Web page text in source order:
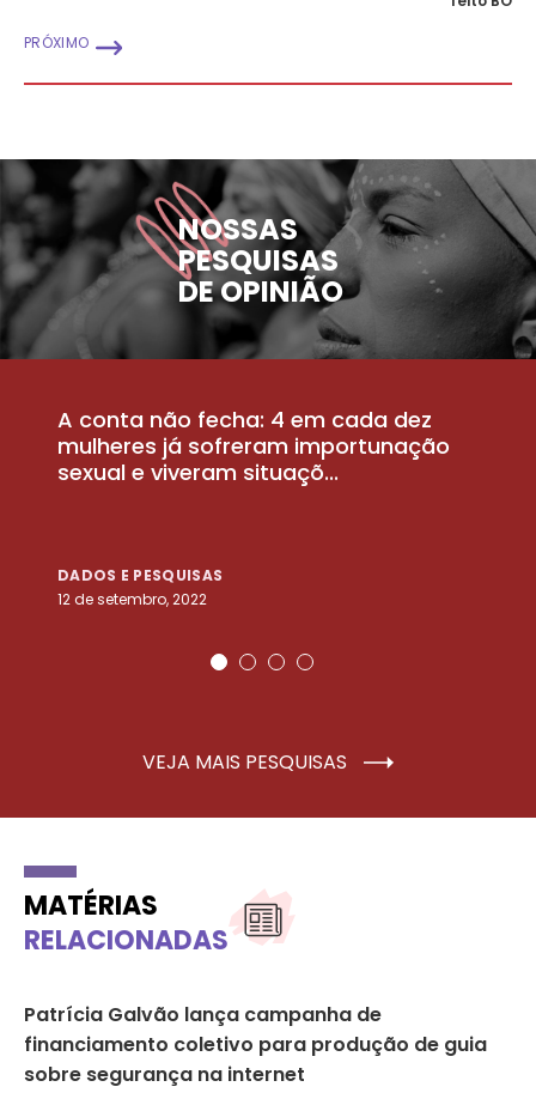
PRÓXIMO
NOSSAS
PESQUISAS
DE OPINIÃO
A conta não fecha: 4 em cada dez
mulheres já sofreram importunação
sexual e viveram situaçõ...
DADOS E PESQUISAS
12 de setembro, 2022
VEJA MAIS PESQUISAS
MATÉRIAS
RELACIONADAS
Patrícia Galvão lança campanha de
financiamento coletivo para produção de guia
sobre segurança na internet